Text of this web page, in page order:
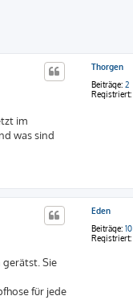
Thorgen
Beiträge: 2
Registriert:
im
was sind
Eden
Beiträge: 10
Registriert:
gerätst. Sie
für jede